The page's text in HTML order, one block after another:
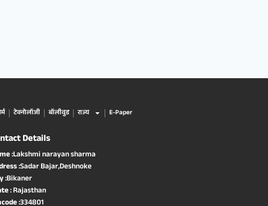
टेक्नोलॉजी बॉलीवुड राज्य E-Paper
Details
:Lakshmi narayan sharma
:Sadar Bajar,Deshnoke
:Bikaner
: Rajasthan
:334801